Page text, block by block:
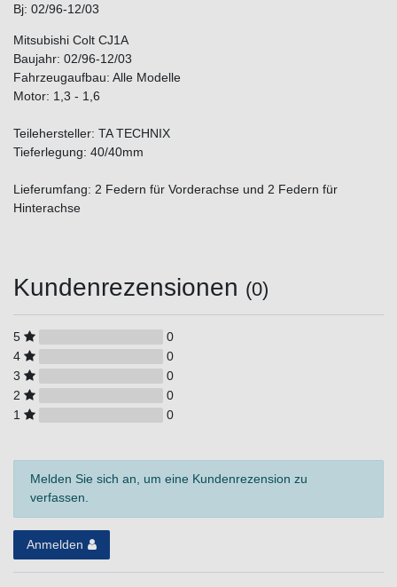
Bj: 02/96-12/03
Mitsubishi Colt CJ1A
Baujahr: 02/96-12/03
Fahrzeugaufbau: Alle Modelle
Motor: 1,3 - 1,6
Teilehersteller: TA TECHNIX
Tieferlegung: 40/40mm
Lieferumfang: 2 Federn für Vorderachse und 2 Federn für
Hinterachse
Kundenrezensionen (0)
5
0
4
0
3
0
2
0
1
0
Melden Sie sich an, um eine Kundenrezension zu
verfassen.
Anmelden